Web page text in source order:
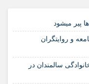
پیر میشود
و روایتگران
سالمندان در